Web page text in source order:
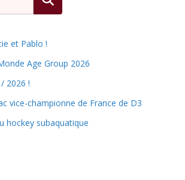
et Pablo !
Age Group 2026
2026 !
vice-championne de France de D3
hockey subaquatique